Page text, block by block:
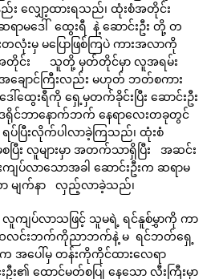
း လျှော့ထားရသည်၊ ထုံးစံအတိုင်း
ာမဒေါ် ထွေးရီ နဲ့ ဆောင်းဦး တို့ တ
းမှ မပြောဖြစ်ကြပဲ ကားအလာကို
အတိုင်း သူတို့ မှတ်တိုင်မှာ လူအရမ်း
ချောင်ကြီးလည်း မဟုတ် ဘတ်စကား
ေးရီကို ရှေ့မှတက်ခိုင်းပြီး ဆောင်းဦး
င်ဘာနောက်ဘက် နေရာလေးတခုတွင်
ပ်ပြီးလိုက်ပါလာခဲ့ကြသည်၊ ထုံးစံ
ြီး လူများမှာ အတက်သာရှိပြီး အဆင်း
ကျပ်လာသောအခါ ဆောင်းဦးက ဆရာမ
မျက်နာ လှည့်လာခဲ့သည်၊
လူကျပ်လာသဖြင့် သူမရဲ့ ရင်နူစ်မွှာကို ကာ
င်းဘက်ကိုညာဘက်နဲ့ မ ရင်ဘတ်ရှေ့
အပေါ်မှ တန်းကိုကိုင်ထားလေရာ
၏ ထောင်မတ်စပြု နေသော လီးကြီးမှာ